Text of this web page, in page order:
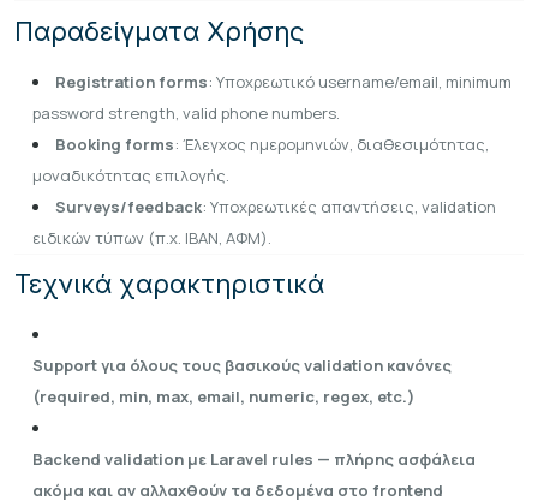
Παραδείγματα Χρήσης
Registration forms: Υποχρεωτικό username/email, minimum
password strength, valid phone numbers.
Booking forms: Έλεγχος ημερομηνιών, διαθεσιμότητας,
μοναδικότητας επιλογής.
Surveys/feedback: Υποχρεωτικές απαντήσεις, validation
ειδικών τύπων (π.χ. IBAN, ΑΦΜ).
Τεχνικά χαρακτηριστικά
Support για όλους τους βασικούς validation κανόνες
(required, min, max, email, numeric, regex, etc.)
Backend validation με Laravel rules — πλήρης ασφάλεια
ακόμα και αν αλλαχθούν τα δεδομένα στο frontend